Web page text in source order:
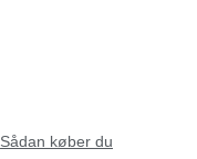
Sådan køber du